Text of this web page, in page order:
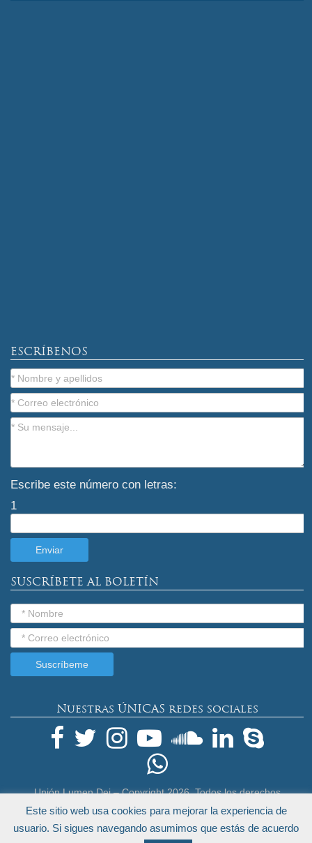
ESCRÍBENOS
Escribe este número con letras:
1
SUSCRÍBETE AL BOLETÍN
Nuestras ÚNICAS redes sociales
Unión Lumen Dei – Copyright2026. Todos los derechos
reservados.
Términos Legales y Política de Privacidad
Endeos.com
Este sitio web usa cookies para mejorar la experiencia de
usuario. Si sigues navegando asumimos que estás de acuerdo